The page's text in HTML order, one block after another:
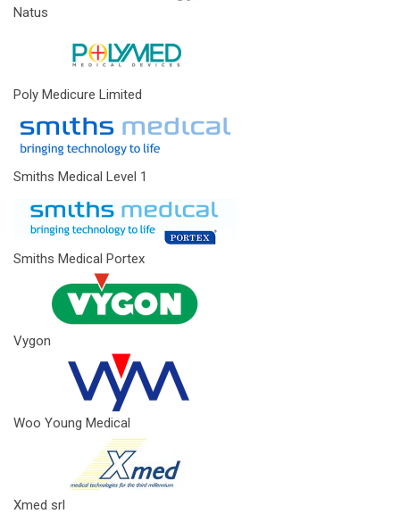
Natus
Poly Medicure Limited
Smiths Medical Level 1
Smiths Medical Portex
Vygon
Woo Young Medical
Xmed srl